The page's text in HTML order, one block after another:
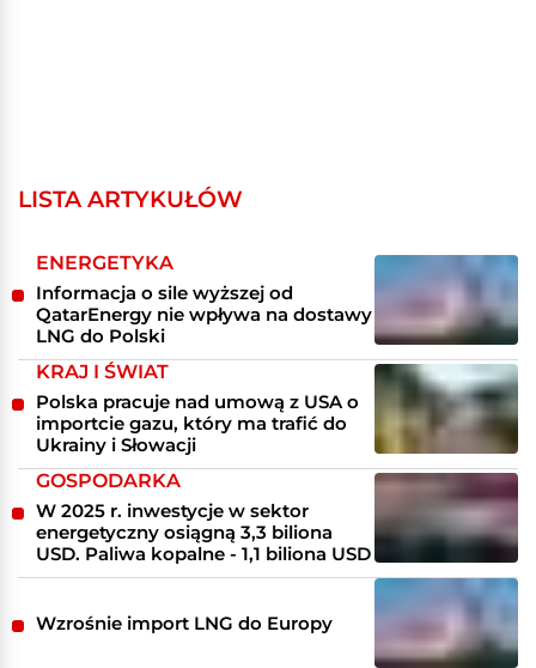
LISTA ARTYKUŁÓW
ENERGETYKA
Informacja o sile wyższej od
QatarEnergy nie wpływa na dostawy
LNG do Polski
KRAJ I ŚWIAT
Polska pracuje nad umową z USA o
importcie gazu, który ma trafić do
Ukrainy i Słowacji
GOSPODARKA
W 2025 r. inwestycje w sektor
energetyczny osiągną 3,3 biliona
USD. Paliwa kopalne - 1,1 biliona USD
Wzrośnie import LNG do Europy